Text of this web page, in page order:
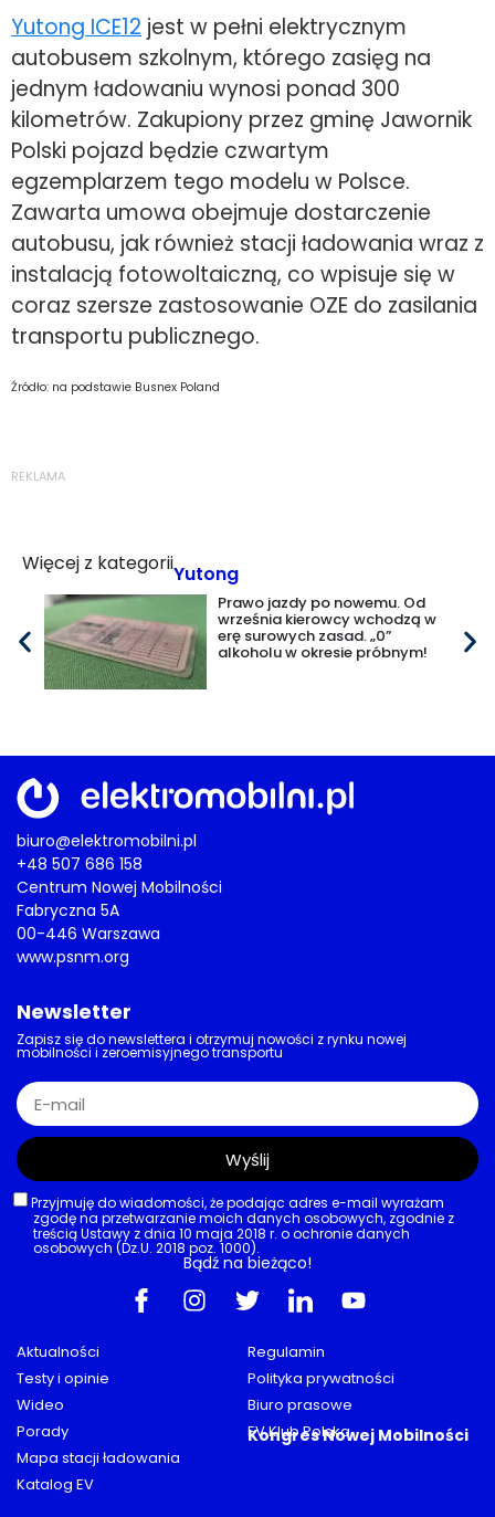
Yutong ICE12 jest w pełni elektrycznym
autobusem szkolnym, którego zasięg na
jednym ładowaniu wynosi ponad 300
kilometrów. Zakupiony przez gminę Jawornik
Polski pojazd będzie czwartym
egzemplarzem tego modelu w Polsce.
Zawarta umowa obejmuje dostarczenie
autobusu, jak również stacji ładowania wraz z
instalacją fotowoltaiczną, co wpisuje się w
coraz szersze zastosowanie OZE do zasilania
transportu publicznego.
Źródło: na podstawie Busnex Poland
REKLAMA
Więcej z kategoriiYutong
Prawo jazdy po nowemu. Od
września kierowcy wchodzą w
erę surowych zasad. „0”
alkoholu w okresie próbnym!
biuro@elektromobilni.pl
+48 507 686 158
Centrum Nowej Mobilności
Fabryczna 5A
00-446 Warszawa
www.psnm.org
Aktualności
Testy i opinie
Wideo
Porady
Mapa stacji ładowania
Katalog EV
Regulamin
Polityka prywatności
Biuro prasowe
EV Klub Polska
Kongres Nowej Mobilności
Newsletter
Zapisz się do newslettera i otrzymuj nowości z rynku nowej
mobilności i zeroemisyjnego transportu
Przyjmuję do wiadomości, że podając adres e-mail wyrażam
zgodę na przetwarzanie moich danych osobowych, zgodnie z
treścią Ustawy z dnia 10 maja 2018 r. o ochronie danych
osobowych (Dz.U. 2018 poz. 1000).
Wyślij
Bądź na bieżąco!